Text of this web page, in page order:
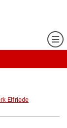
Elfriede